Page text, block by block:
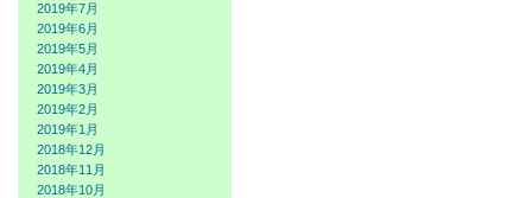
2019年7月
2019年6月
2019年5月
2019年4月
2019年3月
2019年2月
2019年1月
2018年12月
2018年11月
2018年10月